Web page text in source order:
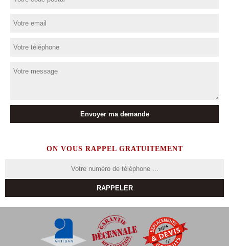
ON VOUS RAPPEL GRATUITEMENT